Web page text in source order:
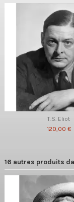
T.S. Eliot
120,00 €
16 autres produits